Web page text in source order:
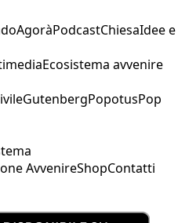
AgoràPodcastChiesaIdee e
Ecosistema avvenire
GutenbergPopotusPop
AvvenireShopContatti